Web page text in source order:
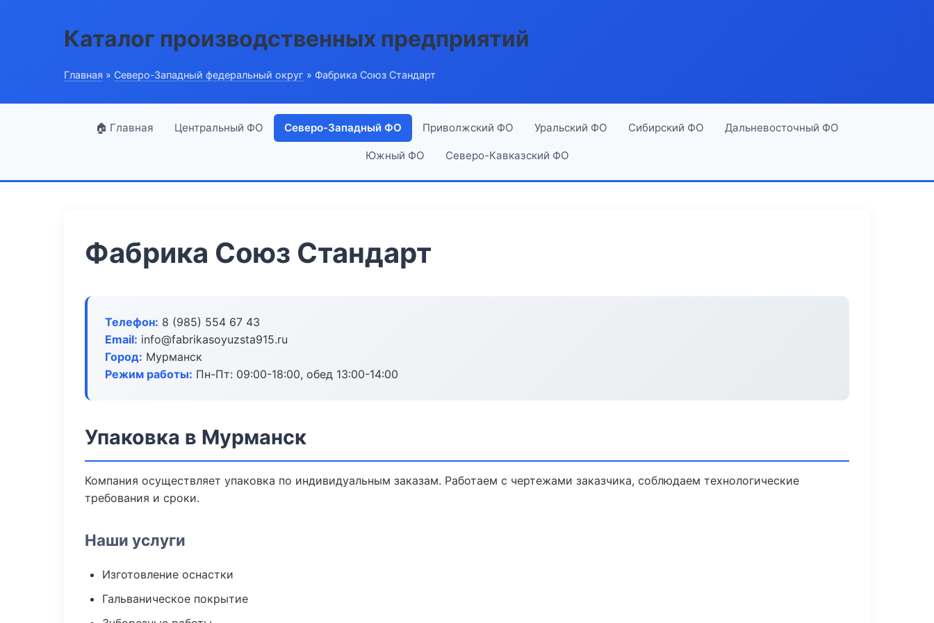
Каталог производственных предприятий
Главная » Северо-Западный федеральный округ » Фабрика Союз Стандарт
🏠 Главная Центральный ФО Северо-Западный ФО Приволжский ФО Уральский ФО Сибирский ФО Дальневосточный ФО
Южный ФО Северо-Кавказский ФО
Фабрика Союз Стандарт
Телефон: 8 (985) 554 67 43
Email: info@fabrikasoyuzsta915.ru
Город: Мурманск
Режим работы: Пн-Пт: 09:00-18:00, обед 13:00-14:00
Упаковка в Мурманск
Компания осуществляет упаковка по индивидуальным заказам. Работаем с чертежами заказчика, соблюдаем технологические
требования и сроки.
Наши услуги
Изготовление оснастки
Гальваническое покрытие